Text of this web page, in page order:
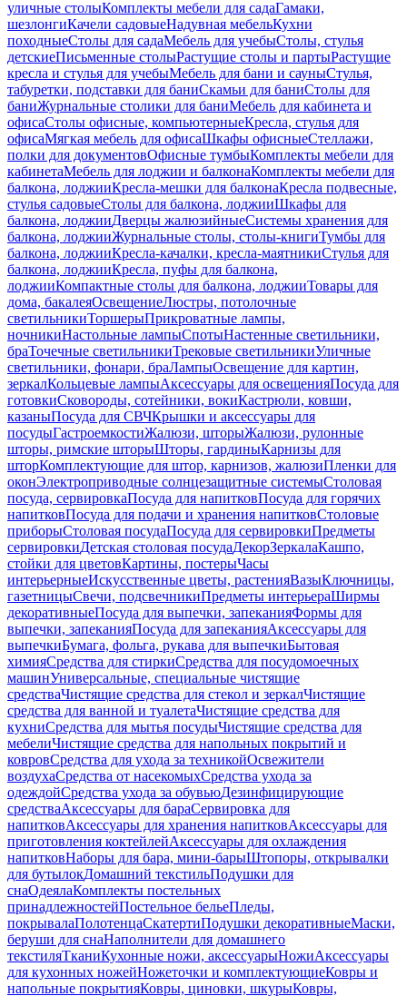
уличные столыКомплекты мебели для садаГамаки,
шезлонгиКачели садовыеНадувная мебельКухни
походныеСтолы для садаМебель для учебыСтолы, стулья
детскиеПисьменные столыРастущие столы и партыРастущие
кресла и стулья для учебыМебель для бани и сауныСтулья,
табуретки, подставки для баниСкамьи для баниСтолы для
баниЖурнальные столики для баниМебель для кабинета и
офисаСтолы офисные, компьютерныеКресла, стулья для
офисаМягкая мебель для офисаШкафы офисныеСтеллажи,
полки для документовОфисные тумбыКомплекты мебели для
кабинетаМебель для лоджии и балконаКомплекты мебели для
балкона, лоджииКресла-мешки для балконаКресла подвесные,
стулья садовыеСтолы для балкона, лоджииШкафы для
балкона, лоджииДверцы жалюзийныеСистемы хранения для
балкона, лоджииЖурнальные столы, столы-книгиТумбы для
балкона, лоджииКресла-качалки, кресла-маятникиСтулья для
балкона, лоджииКресла, пуфы для балкона,
лоджииКомпактные столы для балкона, лоджииТовары для
дома, бакалеяОсвещениеЛюстры, потолочные
светильникиТоршерыПрикроватные лампы,
ночникиНастольные лампыСпотыНастенные светильники,
браТочечные светильникиТрековые светильникиУличные
светильники, фонари, браЛампыОсвещение для картин,
зеркалКольцевые лампыАксессуары для освещенияПосуда для
готовкиСковороды, сотейники, вокиКастрюли, ковши,
казаныПосуда для СВЧКрышки и аксессуары для
посудыГастроемкостиЖалюзи, шторыЖалюзи, рулонные
шторы, римские шторыШторы, гардиныКарнизы для
шторКомплектующие для штор, карнизов, жалюзиПленки для
оконЭлектроприводные солнцезащитные системыСтоловая
посуда, сервировкаПосуда для напитковПосуда для горячих
напитковПосуда для подачи и хранения напитковСтоловые
приборыСтоловая посудаПосуда для сервировкиПредметы
сервировкиДетская столовая посудаДекорЗеркалаКашпо,
стойки для цветовКартины, постерыЧасы
интерьерныеИскусственные цветы, растенияВазыКлючницы,
газетницыСвечи, подсвечникиПредметы интерьераШирмы
декоративныеПосуда для выпечки, запеканияФормы для
выпечки, запеканияПосуда для запеканияАксессуары для
выпечкиБумага, фольга, рукава для выпечкиБытовая
химияСредства для стиркиСредства для посудомоечных
машинУниверсальные, специальные чистящие
средстваЧистящие средства для стекол и зеркалЧистящие
средства для ванной и туалетаЧистящие средства для
кухниСредства для мытья посудыЧистящие средства для
мебелиЧистящие средства для напольных покрытий и
ковровСредства для ухода за техникойОсвежители
воздухаСредства от насекомыхСредства ухода за
одеждойСредства ухода за обувьюДезинфицирующие
средстваАксессуары для бараСервировка для
напитковАксессуары для хранения напитковАксессуары для
приготовления коктейлейАксессуары для охлаждения
напитковНаборы для бара, мини-барыШтопоры, открывалки
для бутылокДомашний текстильПодушки для
снаОдеялаКомплекты постельных
принадлежностейПостельное бельеПледы,
покрывалаПолотенцаСкатертиПодушки декоративныеМаски,
беруши для снаНаполнители для домашнего
текстиляТканиКухонные ножи, аксессуарыНожиАксессуары
для кухонных ножейНожеточки и комплектующиеКовры и
напольные покрытияКовры, циновки, шкурыКовры,